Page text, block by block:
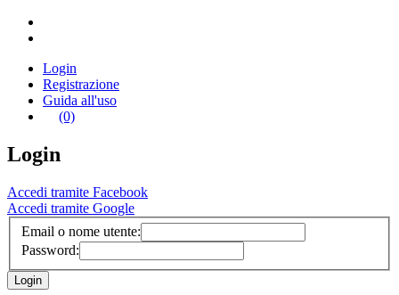
Login
Registrazione
Guida all'uso
(0)
Login
Accedi tramite Facebook
Accedi tramite Google
Email o nome utente:
Password: